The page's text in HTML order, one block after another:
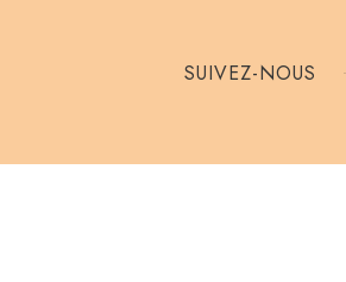
SUIVEZ-NOUS